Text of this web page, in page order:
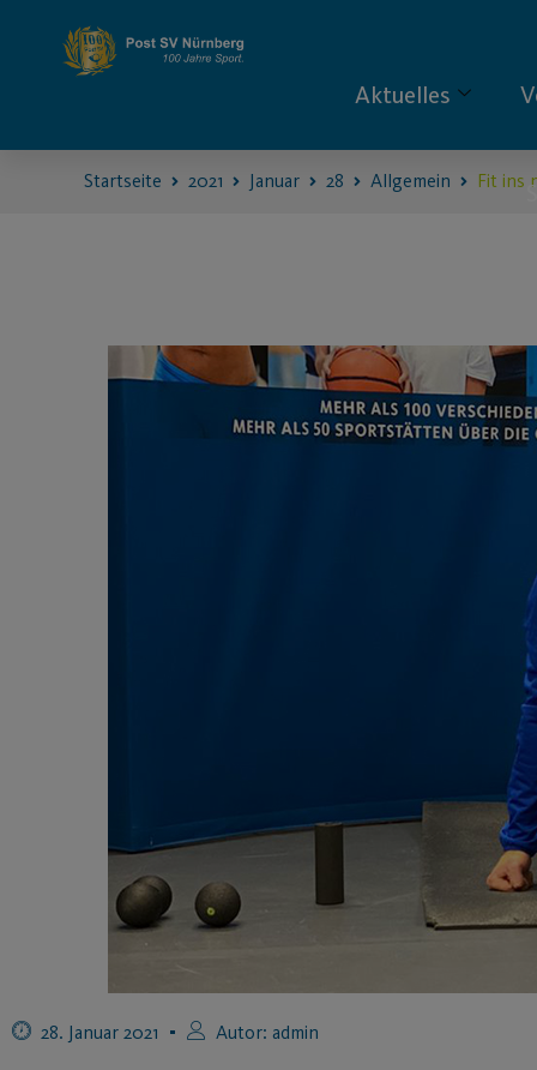
Aktuelles
Startseite 2021 Januar 28 Allgemein Fit ins
28. Januar 2021 Autor: admin